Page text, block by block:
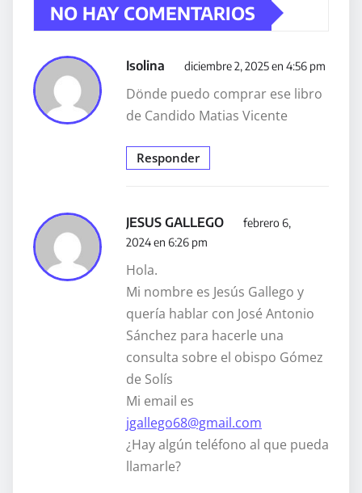
NO HAY COMENTARIOS
Isolina diciembre 2, 2025 en 4:56 pm
Dönde puedo comprar ese libro
de Candido Matias Vicente
Responder
JESUS GALLEGO
febrero 6,
2024 en 6:26 pm
Hola.
Mi nombre es Jesús Gallego y
quería hablar con José Antonio
Sánchez para hacerle una
consulta sobre el obispo Gómez
de Solís
Mi email es
jgallego68@gmail.com
¿Hay algún teléfono al que pueda
llamarle?